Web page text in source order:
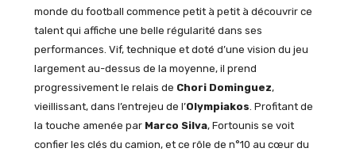
monde du football commence petit à petit à découvrir ce
talent qui affiche une belle régularité dans ses
performances. Vif, technique et doté d’une vision du jeu
largement au-dessus de la moyenne, il prend
progressivement le relais de Chori Dominguez,
vieillissant, dans l’entrejeu de l’Olympiakos. Profitant de
la touche amenée par Marco Silva, Fortounis se voit
confier les clés du camion, et ce rôle de n°10 au cœur du